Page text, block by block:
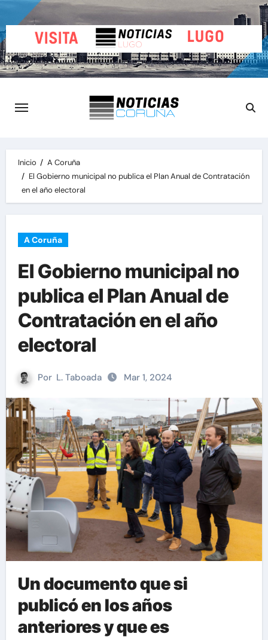
al
contenido
Inicio
A Coruña
El Gobierno municipal no publica el Plan Anual de Contratación
en el año electoral
A Coruña
El Gobierno municipal no
publica el Plan Anual de
Contratación en el año
electoral
Por L. Taboada Mar 1, 2024
Un documento que si
publicó en los años
anteriores y que es